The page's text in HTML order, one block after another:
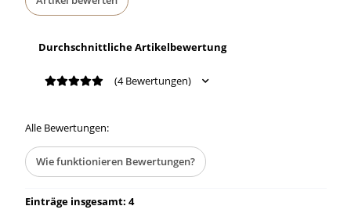
Durchschnittliche Artikelbewertung
(4 Bewertungen)
Alle Bewertungen:
Wie funktionieren Bewertungen?
Einträge insgesamt: 4